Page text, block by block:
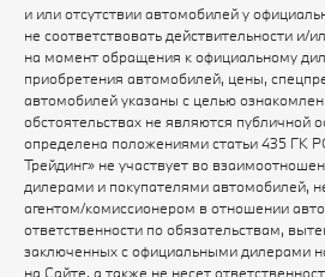
и или отсутствии автомобилей у
не соответствовать действительности и/
на момент обращения к официальному
приобретения автомобилей, цены,
автомобилей указаны с целью
обстоятельствах не являются публичной
определена положениями статьи 435 ГК
Трейдинг» не участвует во
дилерами и покупателями автомобилей,
агентом/комиссионером в отношении
ответственности по обязательствам,
заключенных с официальными дилерами
на Сайте, а также не несет